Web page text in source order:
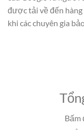
được tải về đến
khi các chuyên gia
Bấm